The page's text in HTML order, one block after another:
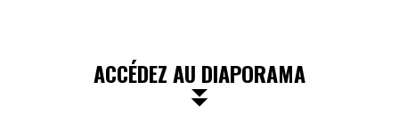
ACCÉDEZ AU DIAPORAMA